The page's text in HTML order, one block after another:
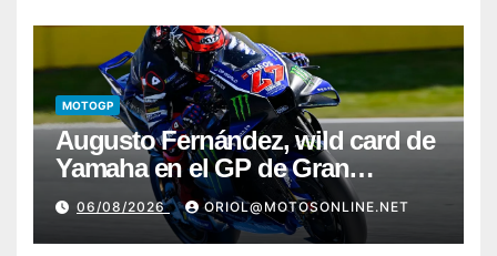
MOTOGP
Augusto Fernández, wild card de
Yamaha en el GP de Gran
Bretaña
06/08/2026 ORIOL@MOTOSONLINE.NET